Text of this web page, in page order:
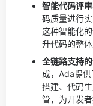
智能代码评
码质量进行
这种智能化
升代码的整体
全链路支持
成，Ada提
搭建、代码
管，为开发